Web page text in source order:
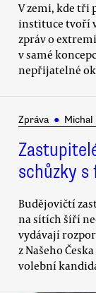
V zemi, kde tři
instituce tvoří
zpráv o
v samé
nepřijatelné
Zpráva ● Michal
schůzky
Budějovičtí
na sítích šíří
vydávají
z Našeho
volební